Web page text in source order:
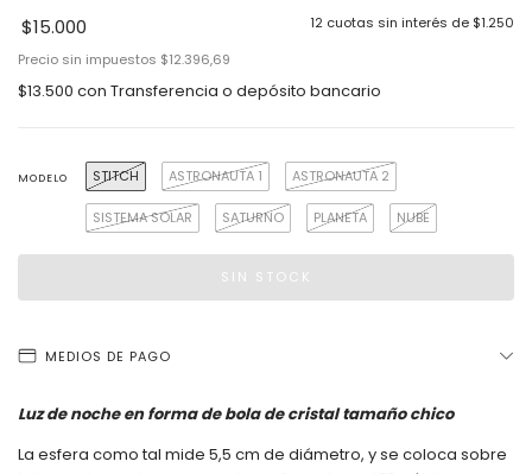
$15.000 12 cuotas sin interés de $1.250
Precio sin impuestos $12.396,69
$13.500 con Transferencia o depósito bancario
MODELO STITCH ASTRONAUTA 1 ASTRONAUTA 2
SISTEMA SOLAR SATURNO PLANETA NUBE
MEDIOS DE PAGO
Luz de noche en forma de bola de cristal tamaño chico
La esfera como tal mide 5,5 cm de diámetro, y se coloca sobre